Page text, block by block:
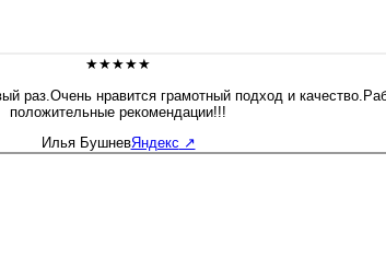
★★★★★
нравится грамотный подход и
положительные рекомендации!!!
Илья БушневЯндекс ↗